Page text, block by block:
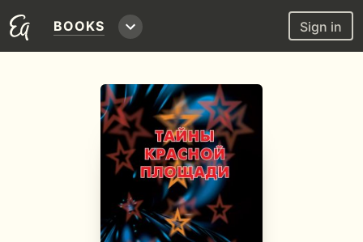
BOOKS Sign in